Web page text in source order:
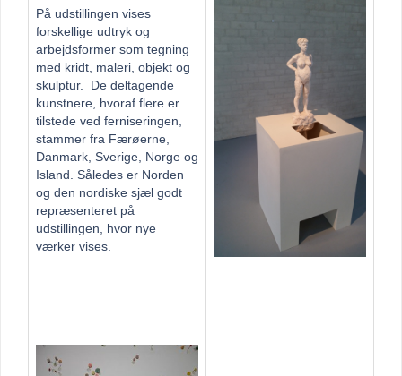
På udstillingen vises
forskellige udtryk og
arbejdsformer som tegning
med kridt, maleri, objekt og
skulptur. De deltagende
kunstnere, hvoraf flere er
tilstede ved ferniseringen,
stammer fra Færøerne,
Danmark, Sverige, Norge og
Island. Således er Norden
og den nordiske sjæl godt
repræsenteret på
udstillingen, hvor nye
værker vises.